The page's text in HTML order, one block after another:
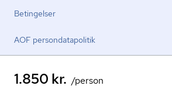
1.850 kr. /person
Betingelser
AOF per­son­da­ta­po­li­tik
facebook.comyoutube.comlinkedin.com